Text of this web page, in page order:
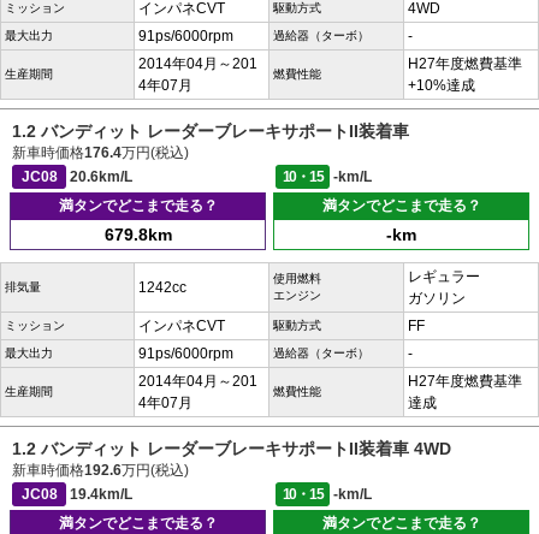
ミッション インパネCVT 駆動方式 4WD
最大出力 91ps/6000rpm 過給器（ターボ） -
生産期間
2014年04月～201
4年07月
燃費性能
H27年度燃費基準
+10%達成
1.2 バンディット レーダーブレーキサポートII装着車
新車時価格176.4万円(税込)
JC08
20.6km/L 10・15
-km/L
満タンでどこまで走る？
679.8km
満タンでどこまで走る？
-km
排気量 1242cc
使用燃料
エンジン
レギュラー
ガソリン
ミッション インパネCVT 駆動方式 FF
最大出力 91ps/6000rpm 過給器（ターボ） -
生産期間
2014年04月～201
4年07月
燃費性能
H27年度燃費基準
達成
1.2 バンディット レーダーブレーキサポートII装着車 4WD
新車時価格192.6万円(税込)
JC08
19.4km/L 10・15
-km/L
満タンでどこまで走る？
満タンでどこまで走る？